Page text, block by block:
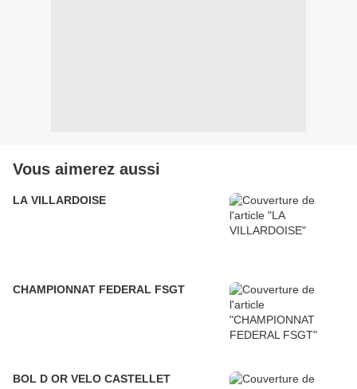
Vous aimerez aussi
LA VILLARDOISE
CHAMPIONNAT FEDERAL FSGT
BOL D OR VELO CASTELLET